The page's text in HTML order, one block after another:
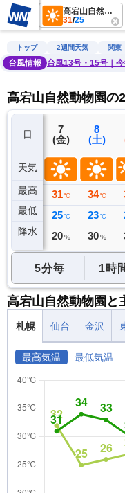
高宕山自然動物園
31/25
雨雲レーダー 台風情報
トップ 2週間天気 関東
台風情報
台風13号・15号｜
高宕山自然動物園の
日
天気
最高
最低
降水
6
(木)
32 ℃
24 ℃
1 ミリ
7
(金)
31 ℃
25 ℃
20 %
8
(土)
34 ℃
23 ℃
30 %
5分毎 1時
高宕山自然動物園と
札幌 仙台 金沢
最高気温 最低気温